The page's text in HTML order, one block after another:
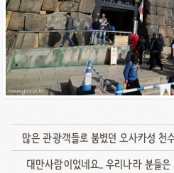
많은 관광객들로 붐볐던 오사카성 천
대만사람이었네요.. 우리나라 분들